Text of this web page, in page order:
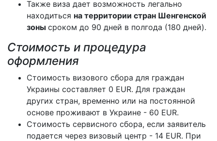
Также виза дает возможность легально
находиться на территории стран Шенгенской
зоны сроком до 90 дней в полгода (180 дней).
Стоимость и процедура
оформления
Стоимость визового сбора для граждан
Украины составляет 0 EUR. Для граждан
других стран, временно или на постоянной
основе проживают в Украине - 60 EUR.
Стоимость сервисного сбора, если заявитель
подается через визовый центр - 14 EUR. При